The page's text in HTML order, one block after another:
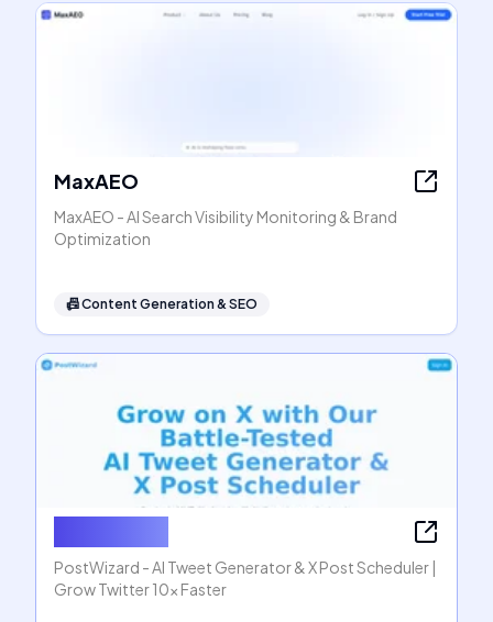
MaxAEO
MaxAEO - AI Search Visibility Monitoring & Brand
Optimization
📠Content Generation & SEO
PostWizard - AI Tweet Generator & X Post Scheduler |
Grow Twitter 10x Faster